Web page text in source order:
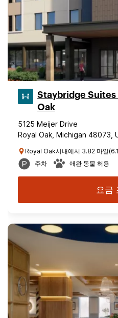
Staybridge Suites
Oak
5125 Meijer Drive
Royal Oak, Michigan 48073,
Royal Oak시내에서 3.82 마일
주차
애완 동물 허용
요금